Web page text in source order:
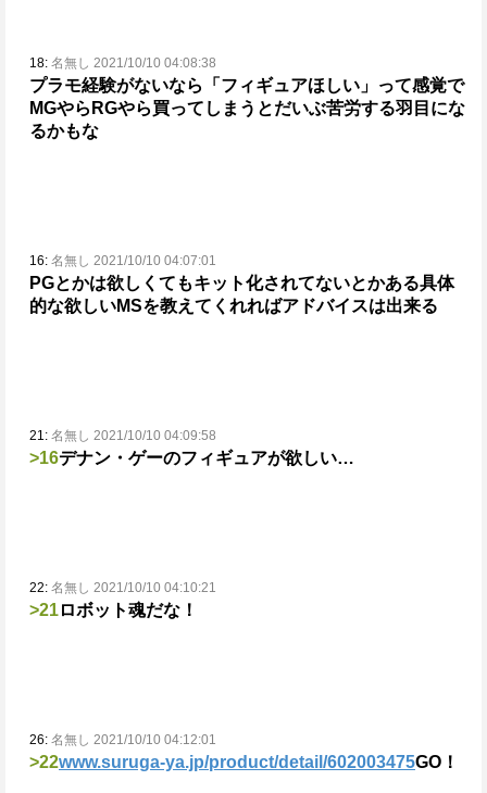
18: 名無し 2021/10/10 04:08:38
プラモ経験がないなら「フィギュアほしい」って感覚で
MGやらRGやら買ってしまうとだいぶ苦労する羽目にな
るかもな
16: 名無し 2021/10/10 04:07:01
PGとかは欲しくてもキット化されてないとかある具体
的な欲しいMSを教えてくれればアドバイスは出来る
21: 名無し 2021/10/10 04:09:58
>16デナン・ゲーのフィギュアが欲しい…
22: 名無し 2021/10/10 04:10:21
>21ロボット魂だな！
26: 名無し 2021/10/10 04:12:01
>22www.suruga-ya.jp/product/detail/602003475GO！